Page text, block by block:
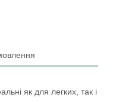
як для легких, так і